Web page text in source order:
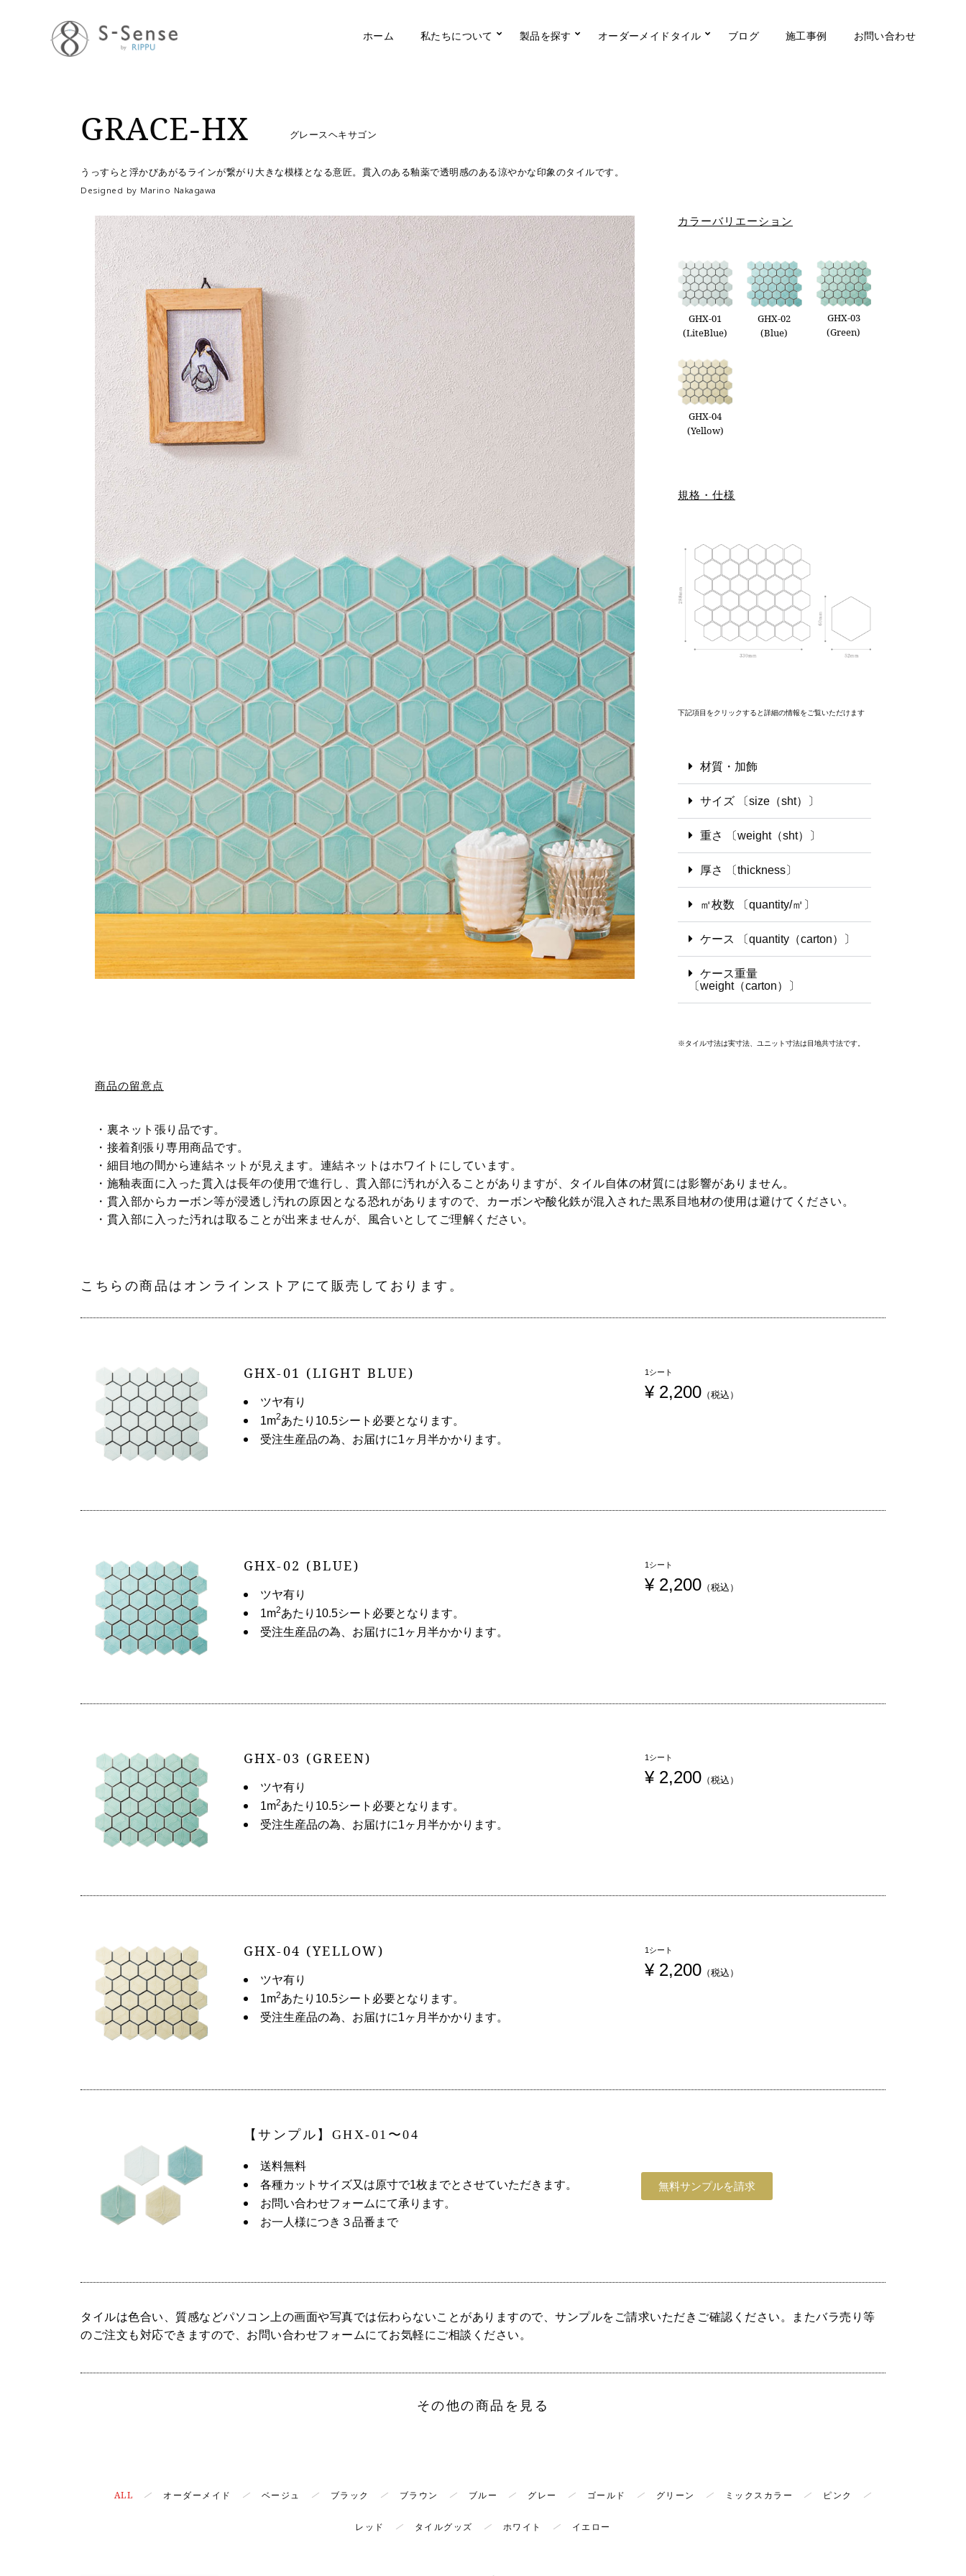
ホーム 私たちについて 製品を探す オーダーメイドタイル ブログ 施工事例 お問い合わせ
GRACE-HX グレースヘキサゴン
うっすらと浮かびあがるラインが繋がり大きな模様となる意匠。貫入のある釉薬で透明感のある涼やかな印象のタイルです。
Designed by Marino Nakagawa
カラーバリエーション
GHX-01
(LiteBlue)
GHX-02
(Blue)
GHX-03
(Green)
GHX-04
(Yellow)
規格・仕様
下記項目をクリックすると詳細の情報をご覧いただけます
材質・加飾
サイズ 〔size（sht）〕
重さ 〔weight（sht）〕
厚さ 〔thickness〕
㎡枚数 〔quantity/㎡〕
ケース 〔quantity（carton）〕
ケース重量
〔weight（carton）〕
※タイル寸法は実寸法、ユニット寸法は目地共寸法です。
商品の留意点
・裏ネット張り品です。
・接着剤張り専用商品です。
・細目地の間から連結ネットが見えます。連結ネットはホワイトにしています。
・施釉表面に入った貫入は長年の使用で進行し、貫入部に汚れが入ることがありますが、タイル自体の材質には影響がありません。
・貫入部からカーボン等が浸透し汚れの原因となる恐れがありますので、カーボンや酸化鉄が混入された黒系目地材の使用は避けてください。
・貫入部に入った汚れは取ることが出来ませんが、風合いとしてご理解ください。
こちらの商品はオンラインストアにて販売しております。
GHX-01 (LIGHT BLUE)
ツヤ有り
1m2あたり10.5シート必要となります。
受注生産品の為、お届けに1ヶ月半かかります。
1シート
¥ 2,200（税込）
GHX-02 (BLUE)
ツヤ有り
1m2あたり10.5シート必要となります。
受注生産品の為、お届けに1ヶ月半かかります。
1シート
¥ 2,200（税込）
GHX-03 (GREEN)
ツヤ有り
1m2あたり10.5シート必要となります。
受注生産品の為、お届けに1ヶ月半かかります。
1シート
¥ 2,200（税込）
GHX-04 (YELLOW)
ツヤ有り
1m2あたり10.5シート必要となります。
受注生産品の為、お届けに1ヶ月半かかります。
1シート
¥ 2,200（税込）
【サンプル】 GHX-01〜04
送料無料
各種カットサイズ又は原寸で1枚までとさせていただきます。
お問い合わせフォームにて承ります。
お一人様につき３品番まで
無料サンプルを請求
タイルは色合い、質感などパソコン上の画面や写真では伝わらないことがありますので、サンプルをご請求いただきご確認ください。またバラ売り等
のご注文も対応できますので、お問い合わせフォームにてお気軽にご相談ください。
その他の商品を見る
ALL オーダーメイド ベージュ ブラック ブラウン ブルー グレー ゴールド グリーン ミックスカラー ピンク
レッド タイルグッズ ホワイト イエロー